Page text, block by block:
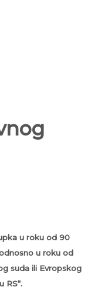
u roku od 90
u roku od
suda ili Evropskog
RS“.